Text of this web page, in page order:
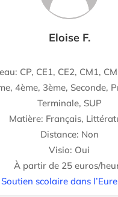
Eloise F.
CP, CE1, CE2, CM1,
4ème, 3ème, Seconde,
Terminale, SUP
Matière: Français,
Distance: Non
Visio: Oui
À partir de 25 euros/
Soutien scolaire dans